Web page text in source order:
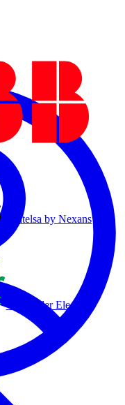
Centelsa by Nexans
Schneider Electric